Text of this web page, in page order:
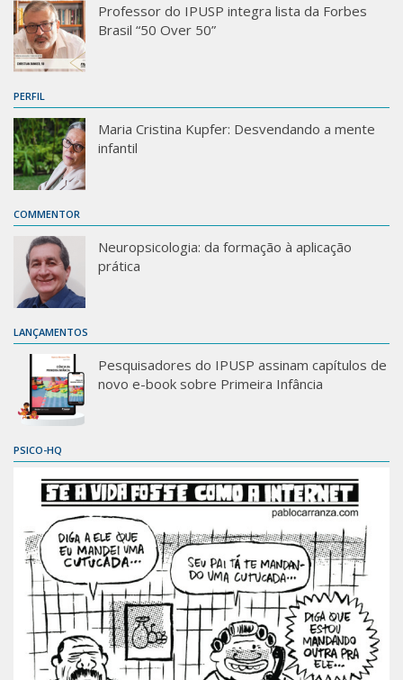
Professor do IPUSP integra lista da Forbes
Brasil “50 Over 50”
PERFIL
Maria Cristina Kupfer: Desvendando a mente
infantil
COMMENTOR
Neuropsicologia: da formação à aplicação
prática
LANÇAMENTOS
Pesquisadores do IPUSP assinam capítulos de
novo e-book sobre Primeira Infância
PSICO-HQ